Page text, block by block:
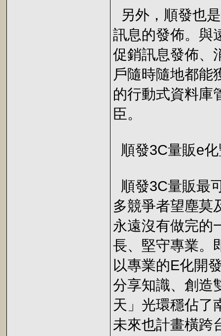
另外，順發也
訊息的發佈。與
促銷訊息發佈、
戶隨時隨地都能
的行動式資料庫
臣。
順發3C量販e
順發3C量販最
多競爭者望塵莫
永遠沒有做完的
長、堅守專業。
以專業的E化開
分享知識、創造
天」光環穩佔了
未來也計畫橫跨